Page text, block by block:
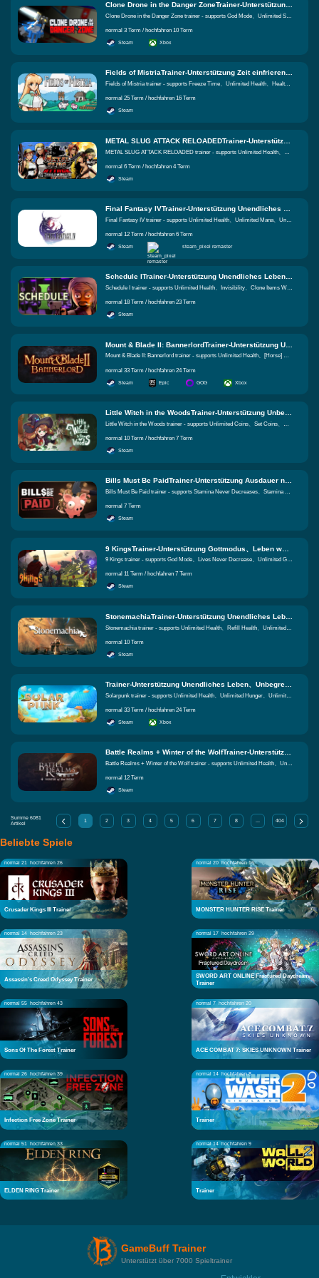
Clone Drone in the Danger ZoneTrainer-Unterstützung Gottmodus、Unbegrenzte Fähigkeitspunkte、unbegrenzte Energie Gleiche Funktionen
Clone Drone in the Danger Zone trainer - supports God Mode、Unlimited Skill Points、Unlimited Energy
normal 3 Term / hochfahren 10 Term
Steam Xbox
Fields of MistriaTrainer-Unterstützung Zeit einfrieren、Unendliches Leben、Multiplikator für Gesundheitsgewinn Gleiche Funktionen
Fields of Mistria trainer - supports Freeze Time、Unlimited Health、Health Gain Multiplier
normal 25 Term / hochfahren 16 Term
Steam
METAL SLUG ATTACK RELOADEDTrainer-Unterstützung Unendliches Leben、Unbegrenzter AP、Unbegrenzte Medaillen Gleiche Funktionen
normal 6 Term / hochfahren 4 Term
Steam
Final Fantasy IV trainer - supports Unlimited Health、Unlimited Mana、Unlimited Items
normal 12 Term / hochfahren 6 Term
Steam steam_pixel remaster
Schedule ITrainer-Unterstützung Unendliches Leben、Unsichtbarkeit、Objekte beim Klicken klonen Gleiche Funktionen
Schedule I trainer - supports Unlimited Health、Invisibility、Clone Items When Clicking
normal 18 Term / hochfahren 23 Term
Steam
Mount & Blade II: BannerlordTrainer-Unterstützung Unendliches Leben、[Pferd] Unbegrenzte Gesundheit、Unbegrenzte Schilddauer Gleiche Funktionen
Mount & Blade II: Bannerlord trainer - supports Unlimited Health、[Horse] Unlimited Health、Unlimited Shield Durability
normal 33 Term / hochfahren 24 Term
Steam Epic GOG Xbox
Little Witch in the WoodsTrainer-Unterstützung Unbegrenzte Münzen、Münzen setzen、Unendliche körperliche Stärke Gleiche Funktionen
normal 10 Term / hochfahren 7 Term
Steam
Bills Must Be PaidTrainer-Unterstützung Ausdauer nimmt nie ab、Reduzierter Ausdauerabfluss、unbegrenztes Geld Gleiche Funktionen
Bills Must Be Paid trainer - supports Stamina Never Decreases、Stamina Drain Reduction、Unlimited Money
normal 7 Term
Steam
9 KingsTrainer-Unterstützung Gottmodus、Leben werden nie reduziert、Unbegrenztes Gold Gleiche Funktionen
9 Kings trainer - supports God Mode、Lives Never Decrease、Unlimited Gold
normal 11 Term / hochfahren 7 Term
Steam
StonemachiaTrainer-Unterstützung Unendliches Leben、Gesundheit nachfüllen、Unbegrenzt Mana Gleiche Funktionen
Stonemachia trainer - supports Unlimited Health、Refill Health、Unlimited Mana
normal 10 Term
Steam
Trainer-Unterstützung Unendliches Leben、Unbegrenzter Hunger、Unbegrenzter Durst Gleiche Funktionen
Solarpunk trainer - supports Unlimited Health、Unlimited Hunger、Unlimited Thirst
normal 33 Term / hochfahren 24 Term
Steam Xbox
Battle Realms + Winter of the WolfTrainer-Unterstützung Unendliches Leben、Unendliche körperliche Stärke、Sofortige Konstruktion Gleiche Funktionen
Battle Realms + Winter of the Wolf trainer - supports Unlimited Health、Unlimited Stamina、Instant Construction
normal 12 Term
Steam
Summe 6081
Artikel
1 2 3 4 5 6 7 8 ... 404
Beliebte Spiele
normal 21 hochfahren 26
Crusader Kings III Trainer
normal 20 hochfahren 16
MONSTER HUNTER RISE Trainer
normal 14 hochfahren 23
Assassin's Creed Odyssey Trainer
normal 17 hochfahren 29
SWORD ART ONLINE Fractured Daydream
Trainer
normal 55 hochfahren 43
Sons Of The Forest Trainer
normal 7 hochfahren 20
ACE COMBAT 7: SKIES UNKNOWN Trainer
normal 26 hochfahren 39
Infection Free Zone Trainer
normal 14 hochfahren 8
Trainer
normal 51 hochfahren 33
ELDEN RING Trainer
normal 14 hochfahren 9
Trainer
GameBuff Trainer
Unterstützt über 7000 Spieltrainer